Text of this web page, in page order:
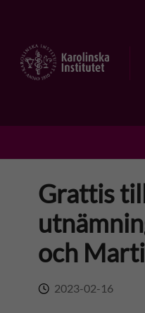
t
Grattis
och
2023-02-16